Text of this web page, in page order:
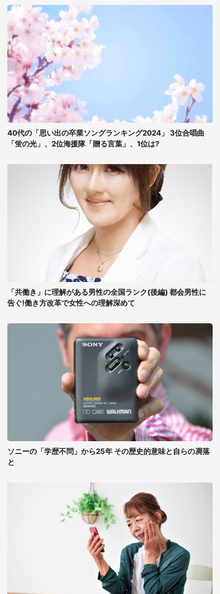
40代の「思い出の卒業ソングランキング2024」 3位合唱曲
「蛍の光」、2位海援隊「贈る言葉」、1位は?
「共働き」に理解がある男性の全国ランク(後編) 都会男性に
告ぐ!働き方改革で女性への理解深めて
ソニーの「学歴不問」から25年 その歴史的意味と自らの凋落
と